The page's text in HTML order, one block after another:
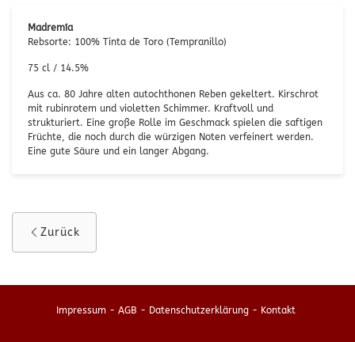
Madremía
Rebsorte: 100% Tinta de Toro (Tempranillo)
75 cl / 14.5%
Aus ca. 80 Jahre alten autochthonen Reben gekeltert. Kirschrot
mit rubinrotem und violetten Schimmer. Kraftvoll und
strukturiert. Eine große Rolle im Geschmack spielen die saftigen
Früchte, die noch durch die würzigen Noten verfeinert werden.
Eine gute Säure und ein langer Abgang.
Zurück
Impressum - AGB - Datenschutzerklärung - Kontakt